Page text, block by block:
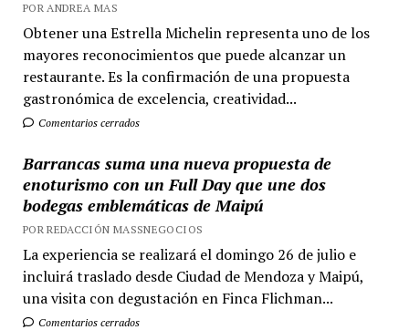
POR ANDREA MAS
Obtener una Estrella Michelin representa uno de los
mayores reconocimientos que puede alcanzar un
restaurante. Es la confirmación de una propuesta
gastronómica de excelencia, creatividad...
Comentarios cerrados
Barrancas suma una nueva propuesta de
enoturismo con un Full Day que une dos
bodegas emblemáticas de Maipú
POR REDACCIÓN MASSNEGOCIOS
La experiencia se realizará el domingo 26 de julio e
incluirá traslado desde Ciudad de Mendoza y Maipú,
una visita con degustación en Finca Flichman...
Comentarios cerrados